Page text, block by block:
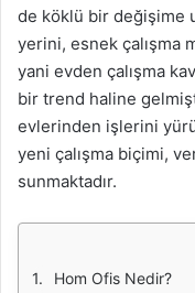
de köklü bir değişime
yerini, esnek çalışma
yani evden çalışma
bir trend haline
evlerinden işlerini
yeni çalışma biçimi,
sunmaktadır.
Hom Ofis Nedir?